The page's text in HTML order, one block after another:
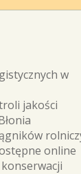
w
jakości
online